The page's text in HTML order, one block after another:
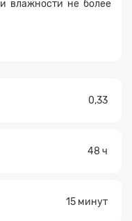
влажности не более
0,33
48 ч
15 минут